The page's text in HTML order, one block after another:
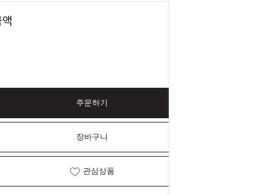
주문하기
장바구니
관심상품